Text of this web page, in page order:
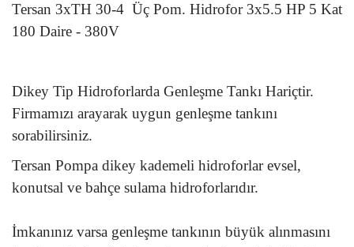
Tersan 3xTH 30-4 Üç Pom. Hidrofor 3x5.5 HP 5 Kat
180 Daire - 380V
Dikey Tip Hidroforlarda Genleşme Tankı Hariçtir.
Firmamızı arayarak uygun genleşme tankını
sorabilirsiniz.
Tersan Pompa dikey kademeli hidroforlar evsel,
konutsal ve bahçe sulama hidroforlarıdır.
İmkanınız varsa genleşme tankının büyük alınmasını